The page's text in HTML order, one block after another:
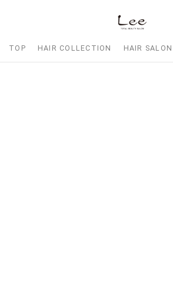
TOP HAIR COLLECTION HAIR SALON